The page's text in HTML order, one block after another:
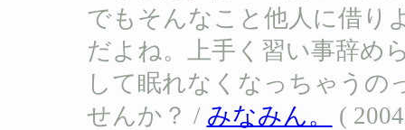
でもそんなこと他人に借り
だよね。上手く習い事辞
して眠れなくなっちゃうの
せんか？ / みなみん。
(